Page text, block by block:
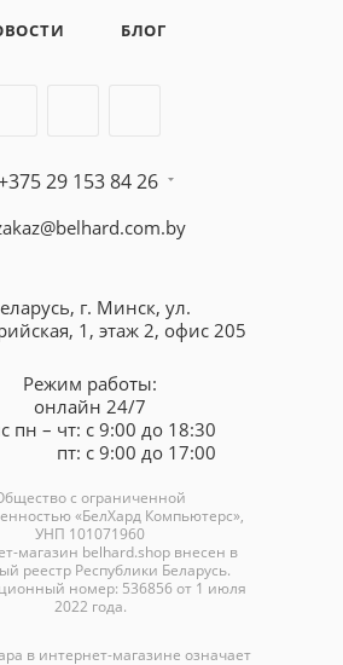
БЛОГ
29 153 84 26
г. Минск, ул.
1, этаж 2, офис 205
Режим работы:
онлайн 24/7
пн – чт: с 9:00 до 18:30
пт: с 9:00 до 17:00
с ограниченной
«БелХард Компьютерс»,
УНП 101071960
магазин belhard.shopвнесен в
реестр Республики Беларусь.
номер: 536856 от 1 июля
2022 года.
в интернет-магазине означает